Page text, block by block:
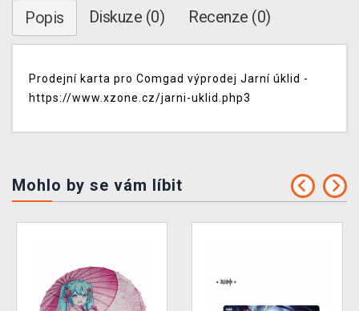
Popis Diskuze (0) Recenze (0)
Prodejní karta pro Comgad výprodej Jarní úklid -
https://www.xzone.cz/jarni-uklid.php3
Mohlo by se vám líbit